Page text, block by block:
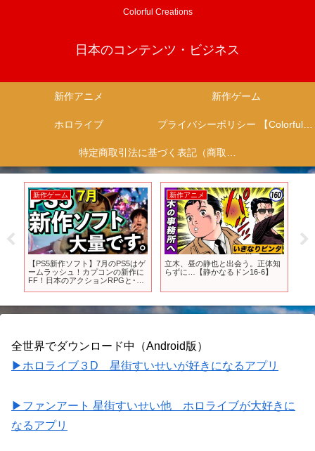
Colorful Creations
日本のコンテンツ・ビジネス
新作アニメ 新作ゲーム
ホロライブ プライバシーポリシー 【Colorful Creation】
特定商取引法に基づく表記（商取引に関する開示）
新作ゲーム
【PS5新作ソフト】7月のPS5はゲ
ームラッシュ！カプコンの新作に
FF！日本のアクションRPGと･･･
新作アニメ
立木、昼の静也と出会う。正体知
らずに…【静かなるドン16-6】
ゼ
全世界でダウンロード中（Android版）
▶ホロライブ３D 星街すいせいが好きになるアプリ
▶ファンアート 星街すいせい他 ホロライブが大好きに
なるアプリ